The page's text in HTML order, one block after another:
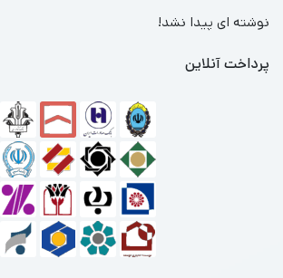
نوشته ای پیدا نشد!
پرداخت آنلاین